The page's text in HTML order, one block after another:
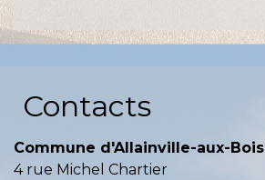
Contacts
Commune d'Allainville-aux-Bois
4 rue Michel Chartier